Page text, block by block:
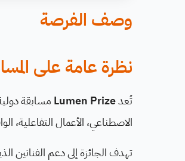
وصف الفرصة
نظرة عامة على
تُعدLumen Prize مسابقة
الاصطناعي، الأعمال التفاعلية،
تهدف الجائزة إلى دعم الفنانين